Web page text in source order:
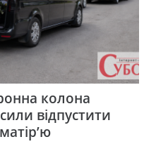
колона
відпустити